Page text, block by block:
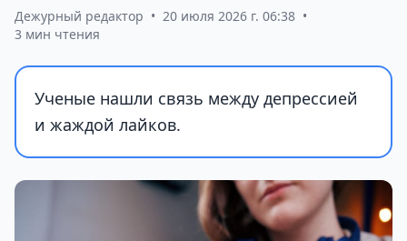
Дежурный редактор • 20 июля 2026 г. 06:38 •
3 мин чтения
Ученые нашли связь между депрессией
и жаждой лайков.